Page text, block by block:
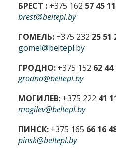
БРЕСТ : +375 162 57 45 11
brest@beltepl.by
ГОМЕЛЬ: +375 232 25 51
gomel@beltepl.by
ГРОДНО: +375 152 62 44
grodno@beltepl.by
МОГИЛЕВ: +375 222 41
mogilev@beltepl.by
ПИНСК: +375 165 66 16
pinsk@beltepl.by